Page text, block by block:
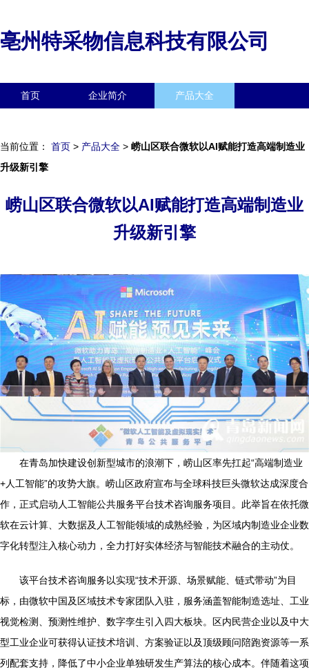
亳州特采物信息科技有限公司
首页 企业简介 产品大全
当前位置： 首页 > 产品大全 > 崂山区联合微软以AI赋能打造高端制造业
升级新引擎
崂山区联合微软以AI赋能打造高端制造业
升级新引擎
在青岛加快建设创新型城市的浪潮下，崂山区率先扛起“高端制造业
+人工智能”的攻势大旗。崂山区政府宣布与全球科技巨头微软达成深度合
作，正式启动人工智能公共服务平台技术咨询服务项目。此举旨在依托微
软在云计算、大数据及人工智能领域的成熟经验，为区域内制造业企业数
字化转型注入核心动力，全力打好实体经济与智能技术融合的主动仗。
该平台技术咨询服务以实现“技术开源、场景赋能、链式带动”为目
标，由微软中国及区域技术专家团队入驻，服务涵盖智能制造选址、工业
视觉检测、预测性维护、数字孪生引入四大板块。区内民营企业以及中大
型工业企业可获得认证技术培训、方案验证以及顶级顾问陪跑资源等一系
列配套支持，降低了中小企业单独研发生产算法的核心成本。伴随着这项